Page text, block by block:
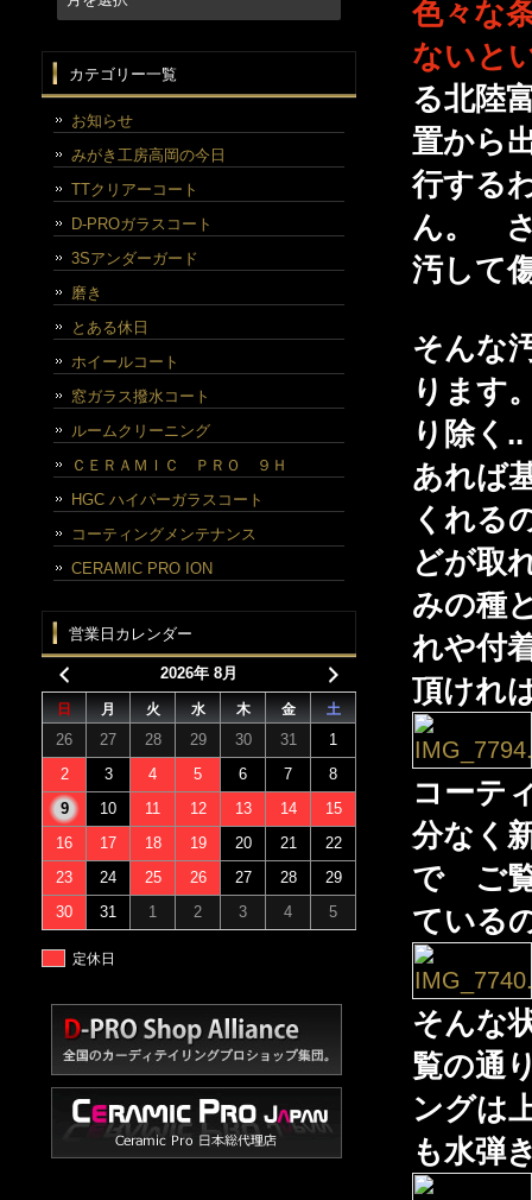
色々な
ないと
る北陸
置から
行する
ん。 さ
汚して
そんな
ります
り除く
あれば
くれる
どが取
みの種
れや付
頂けれ
コーテ
分なく
で ご覧
ている
そんな
覧の通
ングは
も水弾
カテゴリー一覧
お知らせ
みがき工房高岡の今日
TTクリアーコート
D-PROガラスコート
3Sアンダーガード
磨き
とある休日
ホイールコート
窓ガラス撥水コート
ルームクリーニング
ＣＥＲＡＭＩＣ ＰＲＯ ９Ｈ
HGC ハイパーガラスコート
コーティングメンテナンス
CERAMIC PRO ION
営業日カレンダー
2026年 8月
日 月 火 水 木 金 土
26 27 28 29 30 31
1
2
3 4 5 6 7
8
9
10 11 12 13 14
15
16
17 18 19 20 21
22
23
24 25 26 27 28
29
30
31 1 2 3 4 5
定休日